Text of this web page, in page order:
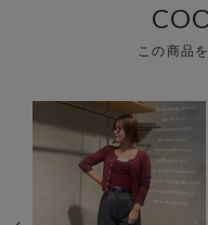
この商品